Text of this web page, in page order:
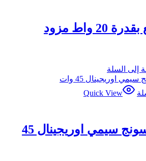
شاحن سريع بقدرة 20 واط مزود
إلى السلة
Quick View
شاحن سامسونج سيمي اوريجينال 45